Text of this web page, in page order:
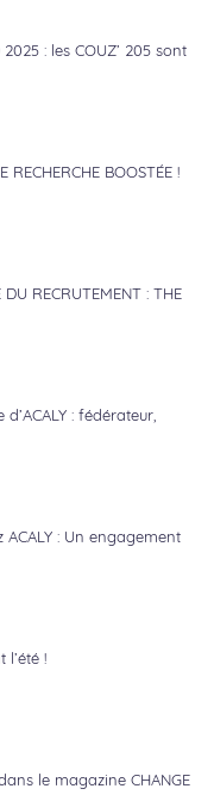
2025 : les COUZ’ 205 sont
RECHERCHE BOOSTÉE !
DU RECRUTEMENT : THE
: fédérateur,
: Un engagement
!
dans le magazine CHANGE